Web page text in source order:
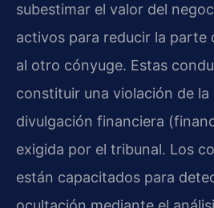
subestimar el valor del
activos para reducir la parte
al otro cónyuge. Estas
constituir una violación de
divulgación financiera
exigida por el tribunal. Los
están capacitados para